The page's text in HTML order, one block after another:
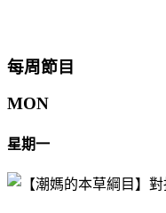
每周節目
MON
星期一